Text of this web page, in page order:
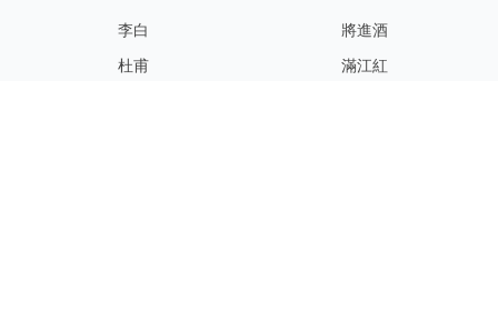
李白
杜甫
將進酒
滿江紅